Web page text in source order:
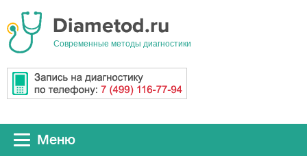
Cовременные методы диагностики
Меню